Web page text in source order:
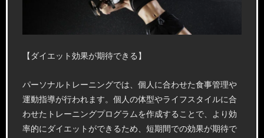
【ダイエット効果が期待できる】
パーソナルトレーニングでは、個人に合わせた食事管理や
運動指導が行われます。個人の体型やライフスタイルに合
わせたトレーニングプログラムを作成することで、より効
率的にダイエットができるため、短期間での効果が期待で